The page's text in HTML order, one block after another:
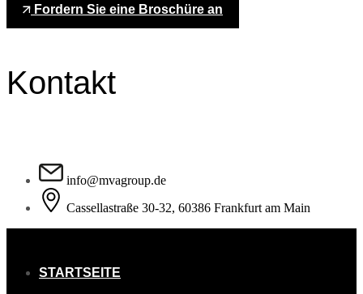
Fordern Sie eine Broschüre an
Kontakt
info@mvagroup.de
Cassellastraße 30-32, 60386 Frankfurt am Main
STARTSEITE